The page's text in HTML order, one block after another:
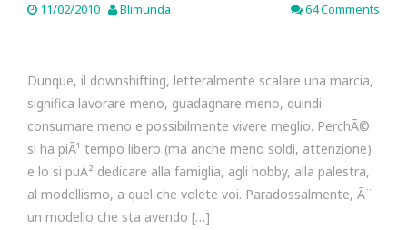
11/02/2010 Blimunda 64 Comments
Dunque, il downshifting, letteralmente scalare una marcia,
significa lavorare meno, guadagnare meno, quindi
consumare meno e possibilmente vivere meglio. PerchÃ©
si ha piÃ¹ tempo libero (ma anche meno soldi, attenzione)
e lo si puÃ² dedicare alla famiglia, agli hobby, alla palestra,
al modellismo, a quel che volete voi. Paradossalmente, Ã¨
un modello che sta avendo […]